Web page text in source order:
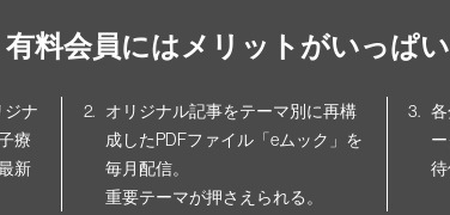
有料会員にはメリットがいっぱ
ジナ
療
新
オリジナル記事をテーマ別に再構
成したPDFファイル「eムック」を
毎月配信。
重要テーマが押さえられる。